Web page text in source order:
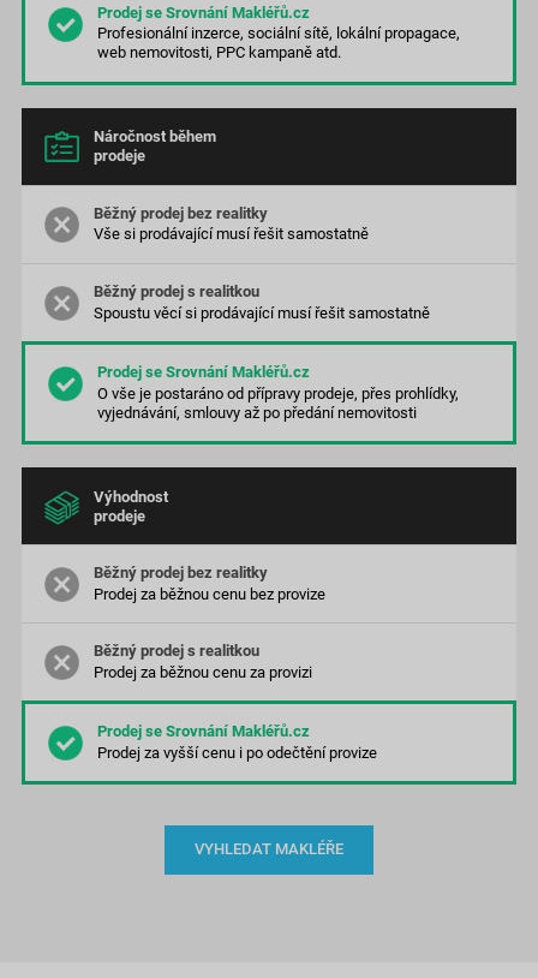
Profesionální inzerce, sociální sítě, lokální propagace,
web nemovitosti, PPC kampaně atd.
Náročnost během
prodeje
Vše si prodávající musí řešit samostatně
Spoustu věcí si prodávající musí řešit samostatně
O vše je postaráno od přípravy prodeje, přes prohlídky,
vyjednávání, smlouvy až po předání nemovitosti
Výhodnost
prodeje
Prodej za běžnou cenu bez provize
Prodej za běžnou cenu za provizi
Prodej za vyšší cenui po odečtění provize
VYHLEDAT MAKLÉŘE